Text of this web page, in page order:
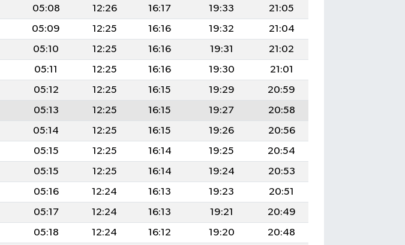
05:08 12:26 16:17 19:33
21:05
05:09 12:25 16:16 19:32
21:04
05:10 12:25 16:16 19:31
21:02
05:11 12:25 16:16 19:30
21:01
05:12 12:25 16:15 19:29
20:59
05:13 12:25 16:15 19:27
20:58
05:14 12:25 16:15 19:26
20:56
05:15 12:25 16:14 19:25
20:54
05:15 12:25 16:14 19:24
20:53
05:16 12:24 16:13 19:23
20:51
05:17 12:24 16:13 19:21
20:49
05:18 12:24 16:12 19:20
20:48